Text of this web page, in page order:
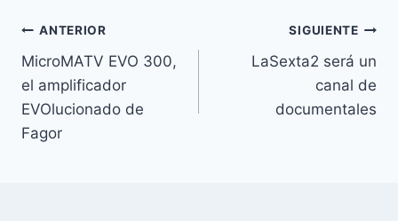
Navegación
de
entradas
ANTERIOR
MicroMATV EVO 300,
el amplificador
EVOlucionado de
Fagor
SIGUIENTE
LaSexta2 será un
canal de
documentales